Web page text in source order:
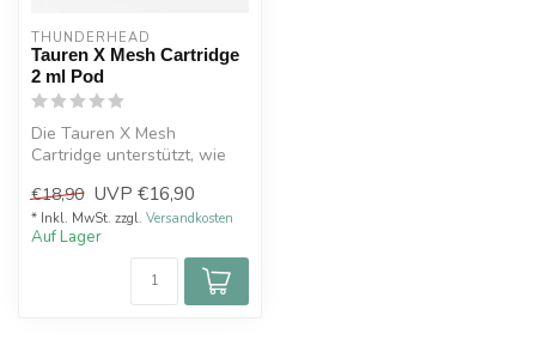
THUNDERHEAD
Tauren X Mesh Cartridge
2 ml Pod
Die Tauren X Mesh
Cartridge unterstützt, wie
Mesh Heads. ...
€18,90 UVP €16,90
* Inkl. MwSt. zzgl. Versandkosten
Auf Lager